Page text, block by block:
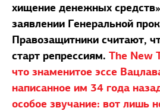
хищение денежных
заявлении Генеральной
Правозащитники считают,
старт репрессиям. The New
что знаменитое эссе
написанное им 34 года
особое звучание: вот лишь